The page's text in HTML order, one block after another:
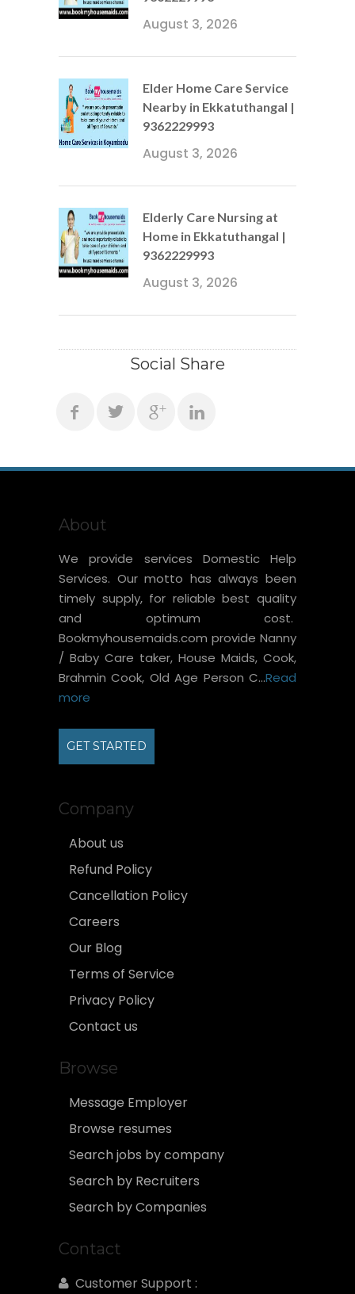
August 3, 2026
Elder Home Care Service
Nearby in Ekkatuthangal |
9362229993
August 3, 2026
Elderly Care Nursing at
Home in Ekkatuthangal |
9362229993
August 3, 2026
Social Share
About
We provide services Domestic Help
Services. Our motto has always been
timely supply, for reliable best quality
and optimum cost.
Bookmyhousemaids.com provide Nanny
/ Baby Care taker, House Maids, Cook,
Brahmin Cook, Old Age Person C...Read
more
GET STARTED
Company
About us
Refund Policy
Cancellation Policy
Careers
Our Blog
Terms of Service
Privacy Policy
Contact us
Browse
Message Employer
Browse resumes
Search jobs by company
Search by Recruiters
Search by Companies
Contact
Customer Support :